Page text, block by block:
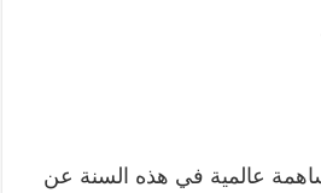
عالمية في هذه السنة عن